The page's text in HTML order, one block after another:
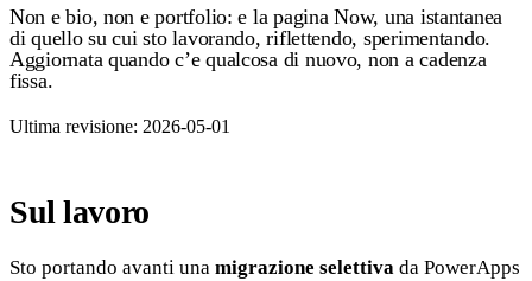
Non e bio, non e portfolio: e la paginaNow, una istantanea
di quello su cui sto lavorando, riflettendo, sperimentando.
Aggiornata quando c’e qualcosa di nuovo, non a cadenza
fissa.
Ultima revisione: 2026-05-01
Sul lavoro
Sto portando avanti una migrazione selettiva da PowerApps